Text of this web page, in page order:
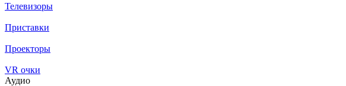
Телевизоры
Приставки
Проекторы
VR очки
Аудио